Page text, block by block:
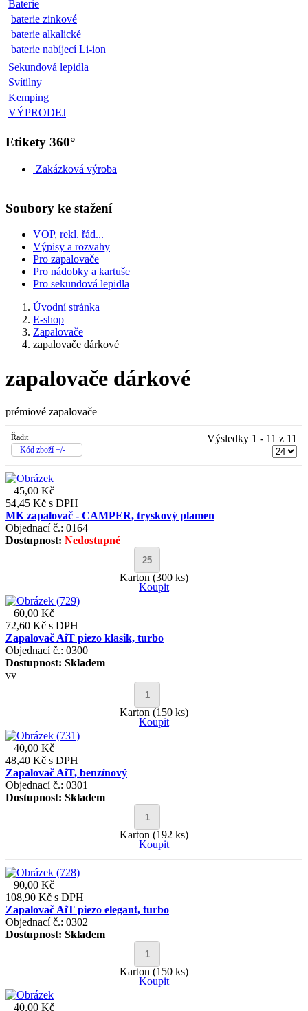
Baterie
baterie zinkové
baterie alkalické
baterie nabíjecí Li-ion
Sekundová lepidla
Svítilny
Kemping
VÝPRODEJ
Etikety 360°
Zakázková výroba
Soubory ke stažení
VOP, rekl. řád...
Výpisy a rozvahy
Pro zapalovače
Pro nádobky a kartuše
Pro sekundová lepidla
Úvodní stránka
E-shop
Zapalovače
zapalovače dárkové
zapalovače dárkové
prémiové zapalovače
Řadit
Kód zboží +/-
Výsledky 1 - 11 z 11
45,00 Kč
54,45 Kč s DPH
MK zapalovač - CAMPER, tryskový plamen
Objednací č.: 0164
Dostupnost: Nedostupné
Karton (300 ks)
Koupit
60,00 Kč
72,60 Kč s DPH
Zapalovač AiT piezo klasik, turbo
Objednací č.: 0300
Dostupnost: Skladem
vv
Karton (150 ks)
Koupit
40,00 Kč
48,40 Kč s DPH
Zapalovač AiT, benzínový
Objednací č.: 0301
Dostupnost: Skladem
Karton (192 ks)
Koupit
90,00 Kč
108,90 Kč s DPH
Zapalovač AiT piezo elegant, turbo
Objednací č.: 0302
Dostupnost: Skladem
Karton (150 ks)
Koupit
40,00 Kč